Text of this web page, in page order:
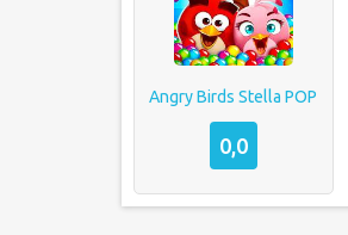
Angry Birds Stella POP
0,0